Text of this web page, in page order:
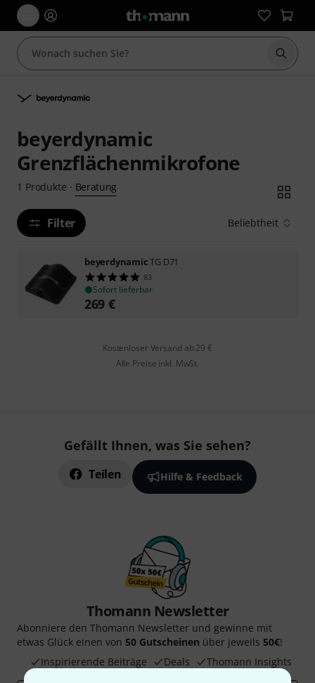
Suche
beyerdynamic
Grenzflächenmikrofone
1 Produkte · Beratung
Filter Beliebtheit
beyerdynamicTG D71
83
Sofort lieferbar
269 €
Kostenloser Versand ab 29 €
Alle Preise inkl. MwSt.
Gefällt Ihnen, was Sie sehen?
Teilen Hilfe & Feedback
Thomann Newsletter
Abonniere den Thomann Newsletter und gewinne mit
etwas Glück einen von 50 Gutscheinen über jeweils 50€!
Inspirierende Beiträge
Deals Thomann Insights